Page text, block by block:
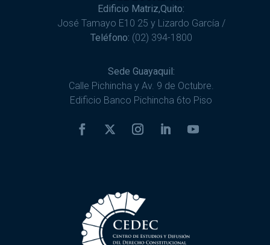
Edificio Matriz,Quito:
José Tamayo E10 25 y Lizardo García /
Teléfono: (02) 394-1800
Sede Guayaquil:
Calle Pichincha y Av. 9 de Octubre.
Edificio Banco Pichincha 6to Piso